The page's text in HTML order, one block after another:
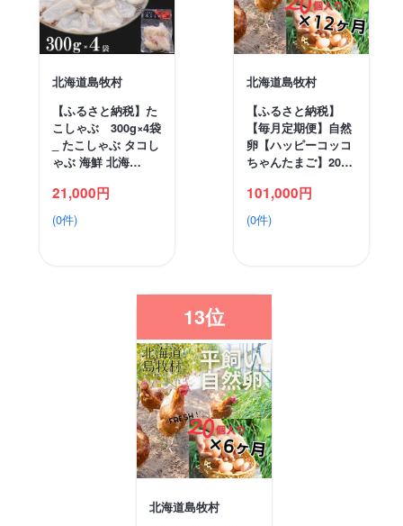
北海道島牧村
【ふるさと納税】た
こしゃぶ 300g×4袋
_ たこしゃぶ タコし
ゃぶ 海鮮 北海…
21,000円
(0件)
北海道島牧村
【ふるさと納税】
【毎月定期便】自然
卵【ハッピーコッコ
ちゃんたまご】20…
101,000円
(0件)
13位
北海道島牧村